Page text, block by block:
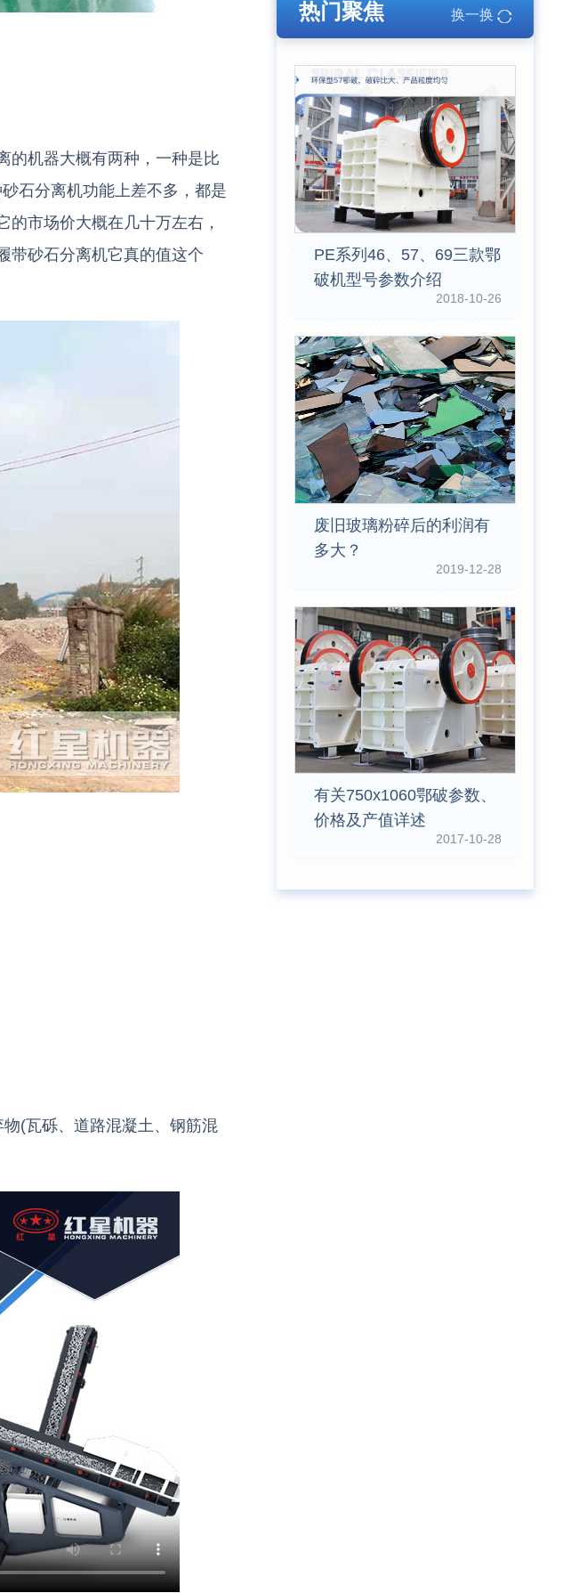
的机器大概有两种，一种是比
石分离机功能上差不多，都是
市场价大概在几十万左右，
带砂石分离机它真的值这个
(瓦砾、道路混凝土、钢筋混
热门聚焦 换一换
PE系列46、57、69三款鄂
破机型号参数介绍
2018-10-26
废旧玻璃粉碎后的利润有
多大？
2019-12-28
有关750x1060鄂破参数、
价格及产值详述
2017-10-28